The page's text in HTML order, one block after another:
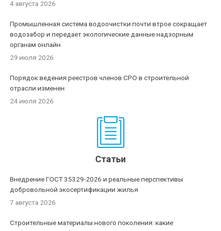
4 августа 2026
Промышленная система водоочистки почти втрое сокращает
водозабор и передает экологические данные надзорным
органам онлайн
29 июля 2026
Порядок ведения реестров членов СРО в строительной
отрасли изменен
24 июля 2026
Статьи
Внедрение ГОСТ 35329-2026 и реальные перспективы
добровольной экосертификации жилья
7 августа 2026
Строительные материалы нового поколения: какие